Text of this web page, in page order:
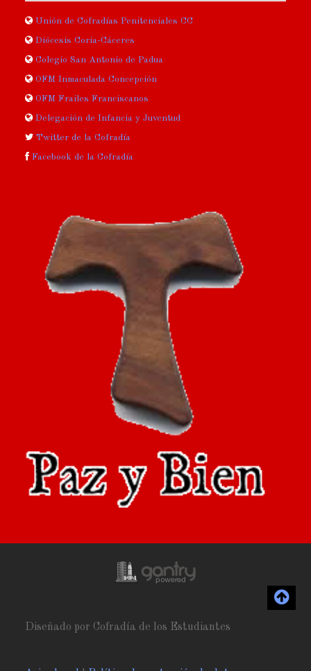
Unión de Cofradías Penitenciales CC
Diócesis Coria-Cáceres
Colegio San Antonio de Padua
OFM Inmaculada Concepción
OFM Frailes Franciscanos
Delegación de Infancia y Juventud
Twitter de la Cofradía
Facebook de la Cofradía
Diseñado por Cofradía de los Estudiantes